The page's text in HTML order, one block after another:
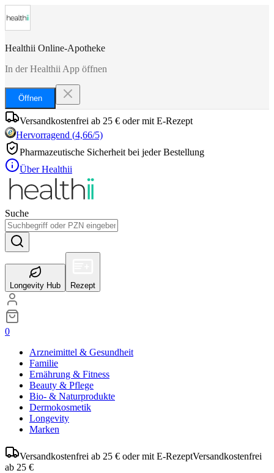
Healthii Online-Apotheke
In der Healthii App öffnen
Öffnen
Versandkostenfrei ab 25 € oder mit E-Rezept
Hervorragend (4,66/5)
Pharmazeutische Sicherheit bei jeder Bestellung
Über Healthii
Suche
Longevity Hub Rezept
0
Arzneimittel & Gesundheit
Familie
Ernährung & Fitness
Beauty & Pflege
Bio- & Naturprodukte
Dermokosmetik
Longevity
Marken
Versandkostenfrei ab 25 € oder mit E-RezeptVersandkostenfrei
ab 25 €